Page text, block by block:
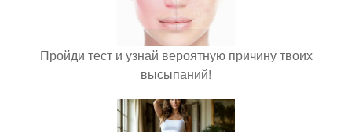
Пройди тест и узнай вероятную причину твоих
высыпаний!